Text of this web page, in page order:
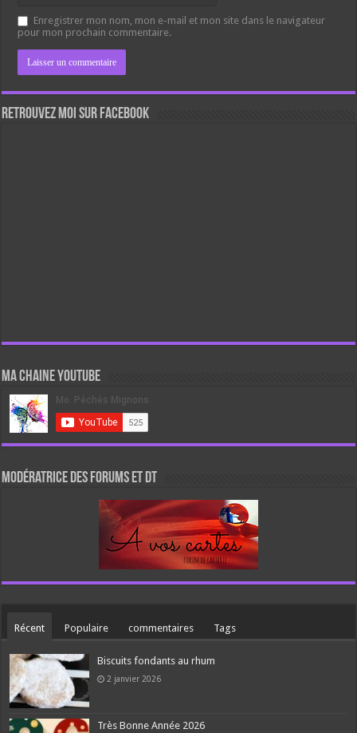
Enregistrer mon nom, mon e-mail et mon site dans le navigateur
pour mon prochain commentaire.
Retrouvez moi sur Facebook
Ma chaine Youtube
Modératrice des forums et DT
Récent Populaire commentaires Tags
Biscuits fondants au rhum
2 janvier 2026
Très Bonne Année 2026